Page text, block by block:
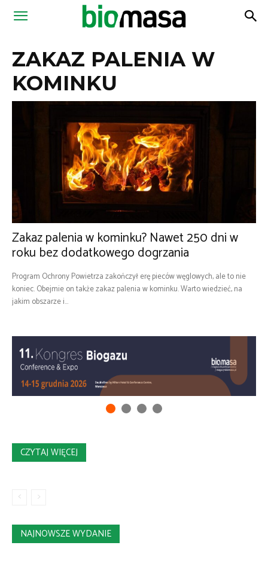
Magazyn
ZAKAZ PALENIA W
KOMINKU
Zakaz palenia w kominku? Nawet 250 dni w
roku bez dodatkowego dogrzania
Program Ochrony Powietrza zakończył erę pieców węglowych, ale to nie
koniec. Obejmie on także zakaz palenia w kominku. Warto wiedzieć, na
jakim obszarze i...
CZYTAJ WIĘCEJ
NAJNOWSZE WYDANIE